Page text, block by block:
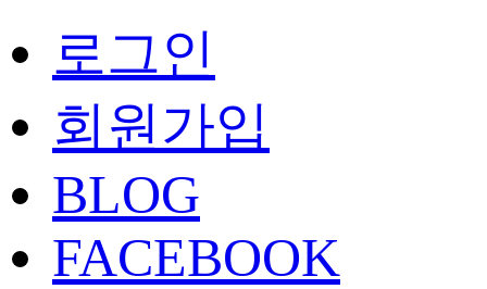
로그인
회원가입
BLOG
FACEBOOK